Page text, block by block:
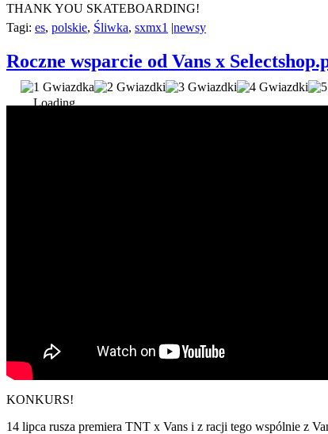
THANK YOU SKATEBOARDING!
Tagi: es, polskie, Śliwka, sxmx1 |newsy
Roczne wsparcie od Vans x
Loading...
KONKURS!
14 lipca rusza premiera TNT x Vans i z racji tego wspólnie z